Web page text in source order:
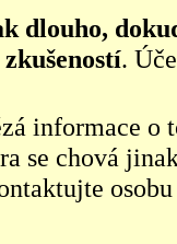
dlouho,
.
informace o
se chová